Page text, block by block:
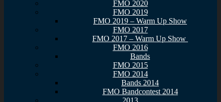
FMO 2020
FMO 2019
FMO 2019 – Warm Up Show
FMO 2017
FMO 2017 – Warm Up Show
FMO 2016
Bands
FMO 2015
FMO 2014
Bands 2014
FMO Bandcontest 2014
2013